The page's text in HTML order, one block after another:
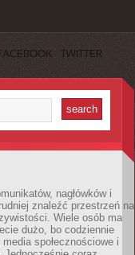
TWITTER
nagłówków i
znaleźć przestrzeń na
Wiele osób ma
dużo, bo codziennie
społecznościowe i